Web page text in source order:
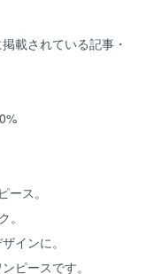
載されている記事・
ス。
インに。
ピースです。